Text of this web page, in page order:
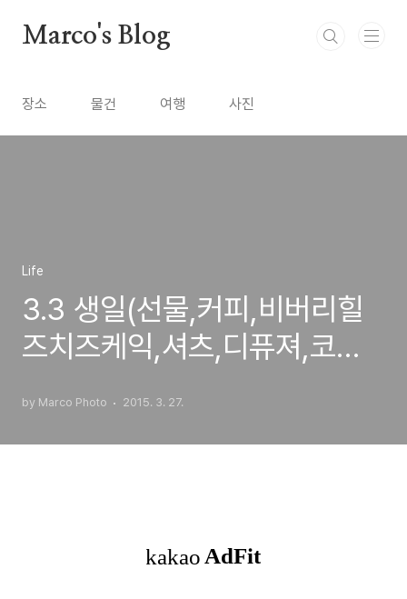
Marco's Blog
장소 물건 여행 사진
Life
3.3 생일(선물,커피,비버리힐
즈치즈케익,셔츠,디퓨져,코모
by Marco Photo 2015. 3. 27.